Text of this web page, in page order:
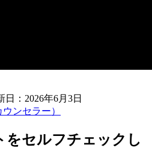
日：2026年6月3日
ンセラー）
をセルフチェックし